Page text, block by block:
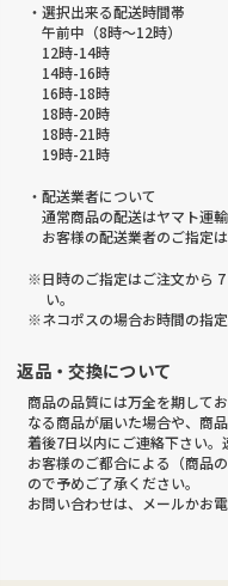
・選択出来る配送時間帯
午前中（8時～12時）
12時-14時
14時-16時
16時-18時
18時-20時
18時-21時
19時-21時
・配送業者について
通常商品の配送はヤマト運
お客様の配送業者のご指定
※日時のご指定はご注文から
い。
※ネコポスの場合お時間の指
返品・交換について
商品の品質には万全を期して
なる商品が届いた場合や、商
着後7日以内にご連絡下さい。
お客様のご都合による（商品
ので予めご了承ください。
お問い合わせは、メールかお